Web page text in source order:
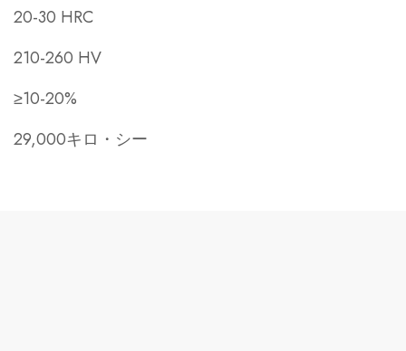
20-30 HRC
210-260 HV
≥10-20%
29,000キロ・シー